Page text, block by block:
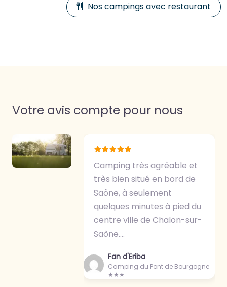
Nos campings avec restaurant
Votre avis compte pour nous
Camping très agréable et
très bien situé en bord de
Saône, à seulement
quelques minutes à pied du
centre ville de Chalon-sur-
Saône.…
Fan d'Eriba
Camping du Pont de Bourgogne
★★★